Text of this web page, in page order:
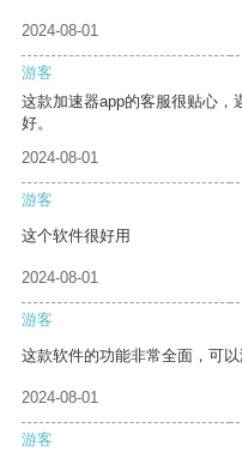
2024-08-01
游客
这款加速器app的客服很贴心，
好。
2024-08-01
游客
这个软件很好用
2024-08-01
游客
这款软件的功能非常全面，可以
2024-08-01
游客